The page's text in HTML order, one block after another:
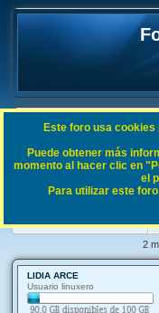
FAQ
Índice general General
ordenador se
2
LIDIA ARCE
Usuario linuxero
Este foro usa
Puede obtener más
momento al hacer clic en
el
Para utilizar este